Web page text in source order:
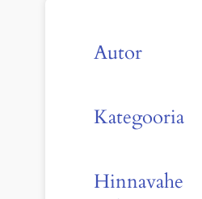
Autor
Kategooria
Hinnavahe